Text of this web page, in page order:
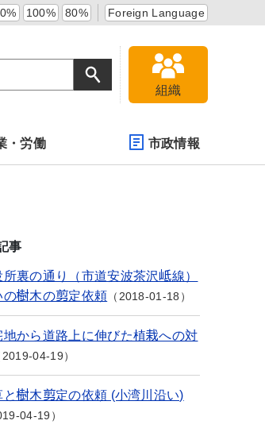
100% 80% Foreign Language
組織
・労働 市政情報
事
所裏の通り（市道安波茶沢岻線）
の樹木の剪定依頼
2018-01-18
地から道路上に伸びた植栽への対
2019-04-19
と樹木剪定の依頼 (小湾川沿い)
04-19